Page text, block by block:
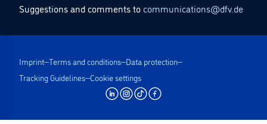
Suggestions and comments to communications@dfv.de
Imprint Terms and conditions Data protection
Tracking Guidelines Cookie settings